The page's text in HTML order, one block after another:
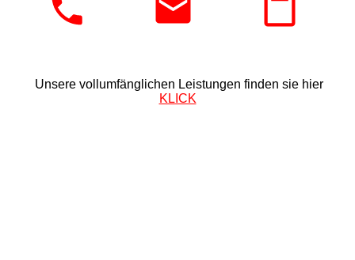
Unsere vollumfänglichen Leistungen finden sie hier
KLICK